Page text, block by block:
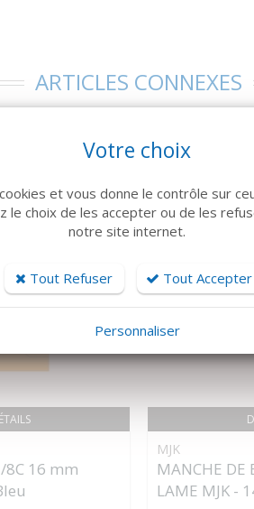
ARTICLES CONNEXES
produits, découvrez également ces
8C 16 mm
MJK
MANCHE DE
LAME MJK -
Votre choix
et vous donne le contrôle sur
le choix de les accepter ou de les
notre site internet.
Tout Refuser Tout Accepter
Personnaliser